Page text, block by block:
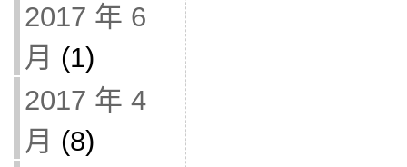
2017 年 6
月 (1)
2017 年 4
月 (8)